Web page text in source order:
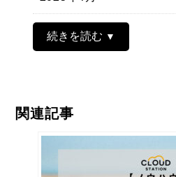
続きを読む
関連記事